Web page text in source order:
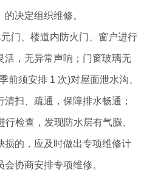
的决定组织维修。
门、楼道内防火门、窗户进行
活，无异常声响；门窗玻璃无
前须安排 1 次)对屋面泄水沟、
扫、疏通，保障排水畅通；
检查，发现防水层有气臌、
损的，应及时做出专项维修计
协商安排专项维修。